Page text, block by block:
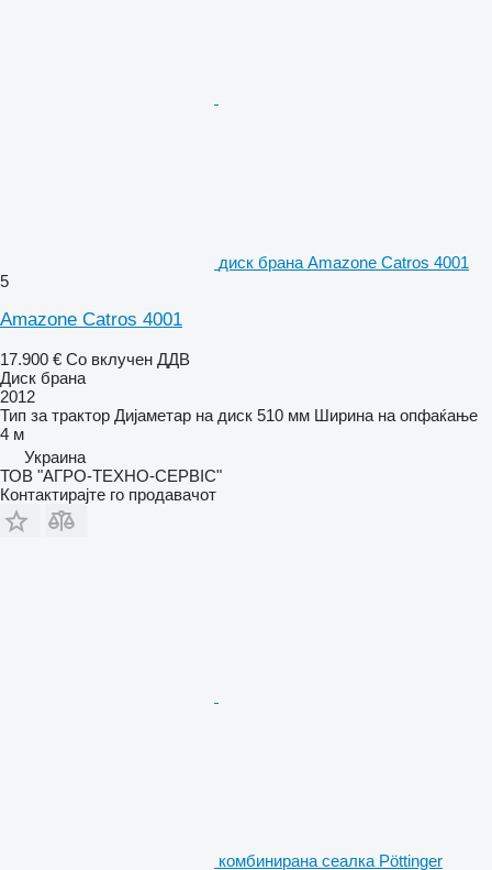
диск брана Amazone Catros 4001
5
Amazone Catros 4001
17.900 € Со вклучен ДДВ
Диск брана
2012
Тип за трактор Дијаметар на диск 510 мм Ширина на опфаќање
4 м
Украина
ТОВ "АГРО-ТЕХНО-СЕРВІС"
Контактирајте го продавачот
комбинирана сеалка Pöttinger